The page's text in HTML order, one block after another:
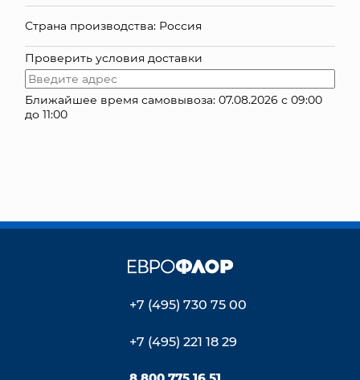
ДОСТАВКА И ОПЛАТА
Страна производства: Россия
Проверить условия доставки
Ближайшее время самовывоза: 07.08.2026 с 09:00
до 11:00
+7 (495) 730 75 00
+7 (495) 221 18 29